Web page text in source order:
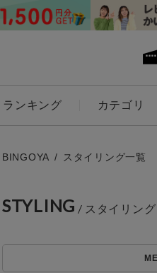
ランキング カテゴリ
LADIES
BINGOYA スタイリング一覧
STYLING